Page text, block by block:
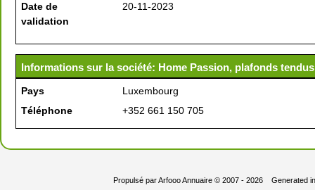
Date de
validation
20-11-2023
Informations sur la société: Home Passion, plafonds
Pays
Luxembourg
Téléphone
+352 661 150 705
Propulsé parArfooo Annuaire© 2007 - 2026 Generated